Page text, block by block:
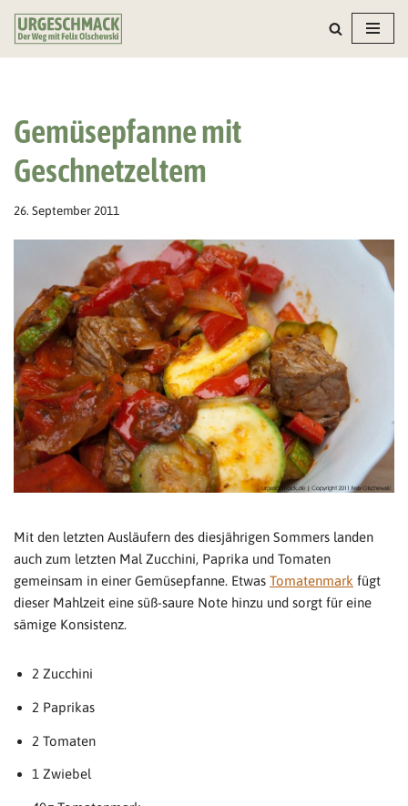
Zum
Gemüsepfanne mit
Geschnetzeltem
26. September 2011
Mit den letzten Ausläufern des diesjährigen Sommers landen
auch zum letzten Mal Zucchini, Paprika und Tomaten
gemeinsam in einer Gemüsepfanne. Etwas Tomatenmark fügt
dieser Mahlzeit eine süß-saure Note hinzu und sorgt für eine
sämige Konsistenz.
2 Zucchini
2 Paprikas
2 Tomaten
1 Zwiebel